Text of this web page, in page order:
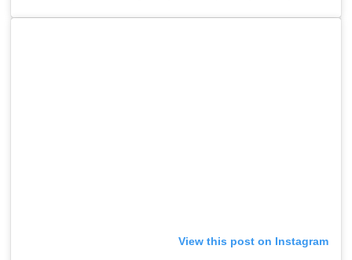
View this post on Instagram